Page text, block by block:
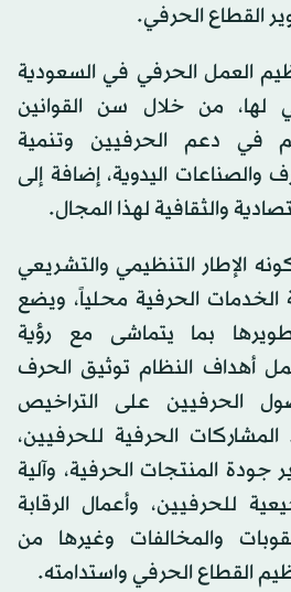
القطاع الحرفي.
العمل الحرفي في السعودية
لها، من خلال سن القوانين
في دعم الحرفيين وتنمية
والصناعات اليدوية، إضافة إلى
والثقافية لهذا المجال.
الإطار التنظيمي والتشريعي
الخدمات الحرفية محلياً، ويضع
بما يتماشى مع رؤية
2030، وتشمل أهداف النظام توثيق الحرف
الحرفيين على التراخيص
الحرفية للحرفيين،
جودة المنتجات الحرفية، وآلية
للحرفيين، وأعمال الرقابة
والمخالفات وغيرها من
القطاع الحرفي واستدامته.